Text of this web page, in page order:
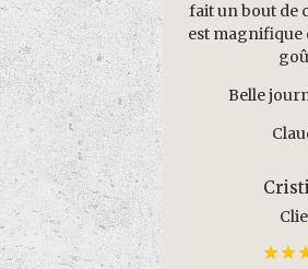
fait un bout de
est magnifique
Belle